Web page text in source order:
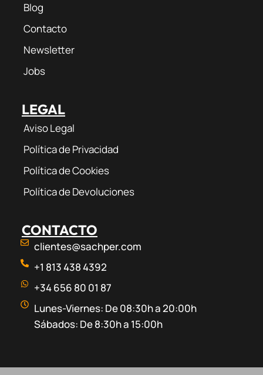
Blog
Contacto
Newsletter
Jobs
LEGAL
Aviso Legal
Política de Privacidad
Política de Cookies
Política de Devoluciones
CONTACTO
clientes@sachper.com
+1 813 438 4392
+34 656 80 01 87
Lunes-Viernes: De 08:30h a 20:00h
Sábados: De 8:30h a 15:00h